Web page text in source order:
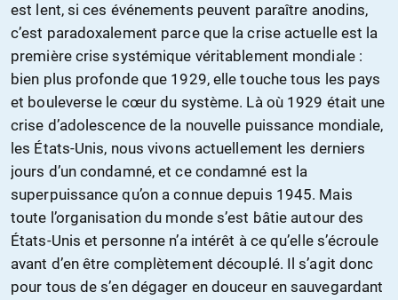
est lent, si ces événements peuvent paraître anodins,
c’est paradoxalement parce que la crise actuelle est la
première crise systémique véritablement mondiale :
bien plus profonde que 1929, elle touche tous les pays
et bouleverse le cœur du système. Là où 1929 était une
crise d’adolescence de la nouvelle puissance mondiale,
les États-Unis, nous vivons actuellement les derniers
jours d’un condamné, et ce condamné est la
superpuissance qu’on a connue depuis 1945. Mais
toute l’organisation du monde s’est bâtie autour des
États-Unis et personne n’a intérêt à ce qu’elle s’écroule
avant d’en être complètement découplé. Il s’agit donc
pour tous de s’en dégager en douceur en sauvegardant